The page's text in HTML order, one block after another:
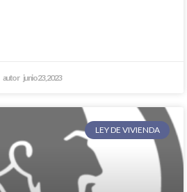
junio 23, 2023
LEY DE VIVIENDA